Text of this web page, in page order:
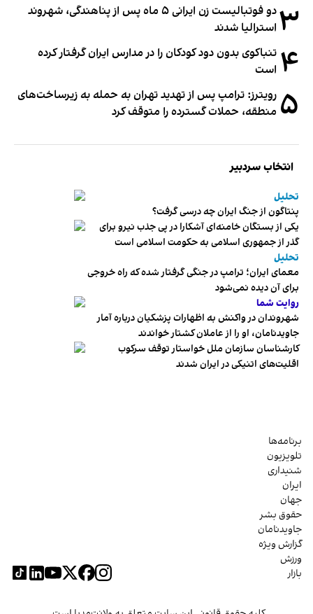
۳
دو فوتبالیست زن ایرانی ۵ ماه پس از پناهندگی، شهروند
استرالیا شدند
۴ تنباکوی بدون دود کودکان را در مدارس ایران گرفتار کرده
است
۵ رویترز: ترامپ پس از تهدید تهران به حمله به زیرساخت‌های
منطقه، حملات گسترده را متوقف کرد
انتخاب سردبیر
تحلیل
پنتاگون از جنگ ایران چه درسی گرفت؟
یکی از بستگان خامنه‌ای آشکارا در پی جذب نیرو برای
گذر از جمهوری اسلامی به حکومت اسلامی است
تحلیل
معمای ایران؛ ترامپ در جنگی گرفتار شده که راه خروجی
برای آن دیده نمی‌شود
روایت شما
شهروندان در واکنش به اظهارات پزشکیان درباره آمار
جاویدنامان، او را از عاملان کشتار خواندند
کارشناسان سازمان ملل خواستار توقف سرکوب
اقلیت‌های اتنیکی در ایران شدند
برنامه‌ها
تلویزیون
شنیداری
ایران
جهان
حقوق بشر
جاویدنامان
گزارش ویژه
ورزش
بازار